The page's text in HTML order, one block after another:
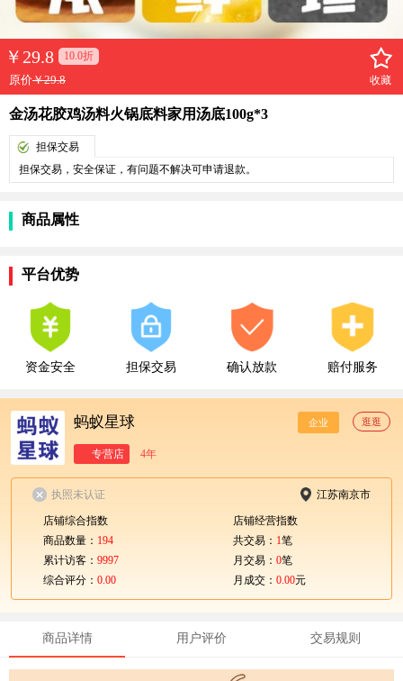
￥ 29.8 10.0折
原价￥29.8 收藏
金汤花胶鸡汤料火锅底料家用汤底100g*3
担保交易
担保交易，安全保证，有问题不解决可申请退款。
商品属性
平台优势
资金安全 担保交易 确认放款 赔付服务
蚂蚁星球 企业 逛逛
专营店 4年
执照未认证 江苏南京市
店铺综合指数
商品数量： 194
累计访客： 9997
综合评分： 0.00
店铺经营指数
共交易： 1笔
月交易： 0笔
月成交： 0.00元
商品详情 用户评价 交易规则